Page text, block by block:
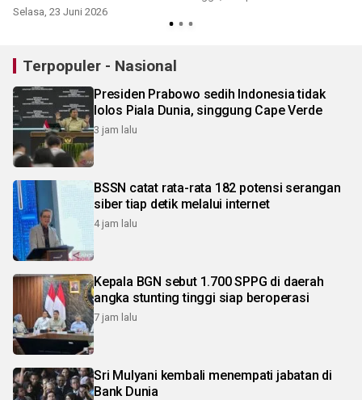
Eurasia
Selasa, 23 Juni 2026
Terpopuler - Nasional
Presiden Prabowo sedih Indonesia tidak
lolos Piala Dunia, singgung Cape Verde
3 jam lalu
BSSN catat rata-rata 182 potensi serangan
siber tiap detik melalui internet
4 jam lalu
Kepala BGN sebut 1.700 SPPG di daerah
angka stunting tinggi siap beroperasi
7 jam lalu
Sri Mulyani kembali menempati jabatan di
Bank Dunia